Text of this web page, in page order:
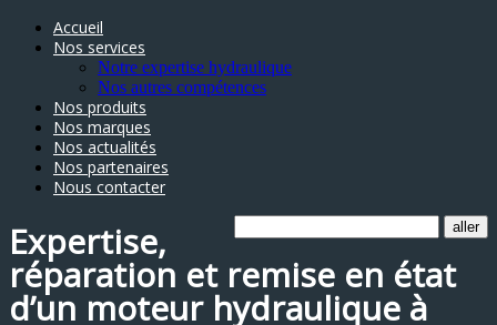
Accueil
Nos services
Notre expertise hydraulique
Nos autres compétences
Nos produits
Nos marques
Nos actualités
Nos partenaires
Nous contacter
Expertise,
réparation et remise en état
d’un moteur hydraulique à